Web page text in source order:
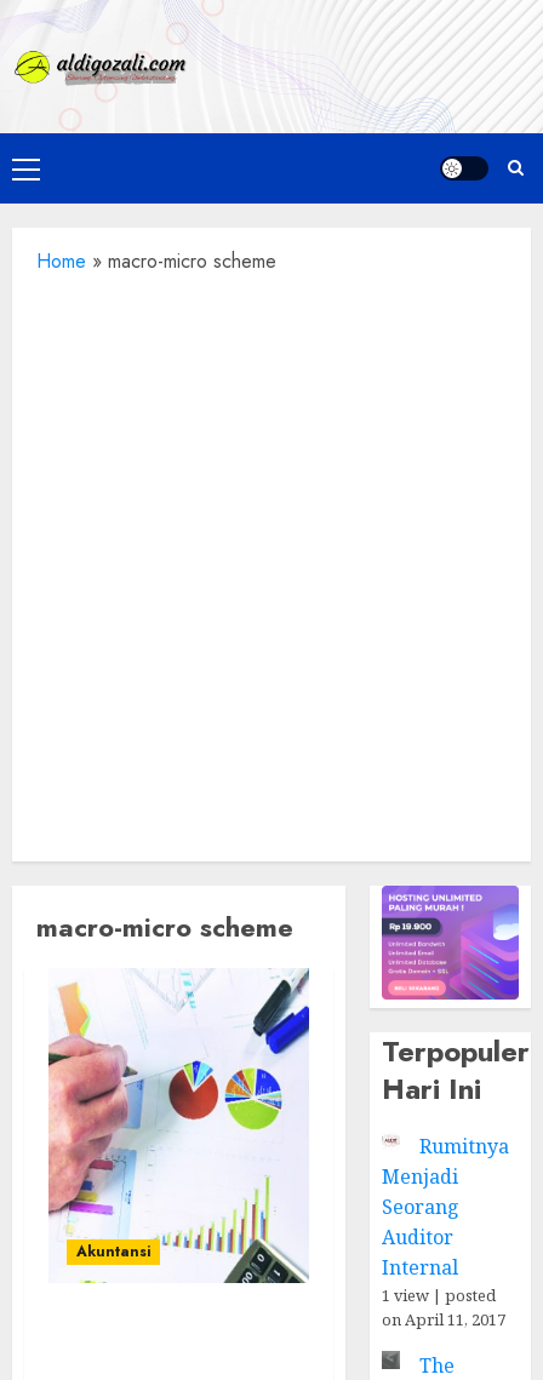
Skip
content
Primary
Menu
Home » macro-micro scheme
macro-micro scheme
Akuntansi
Terpopuler
Hari Ini
Rumitnya
Menjadi
Seorang
Auditor
Internal
1 view |posted
on April 11, 2017
The